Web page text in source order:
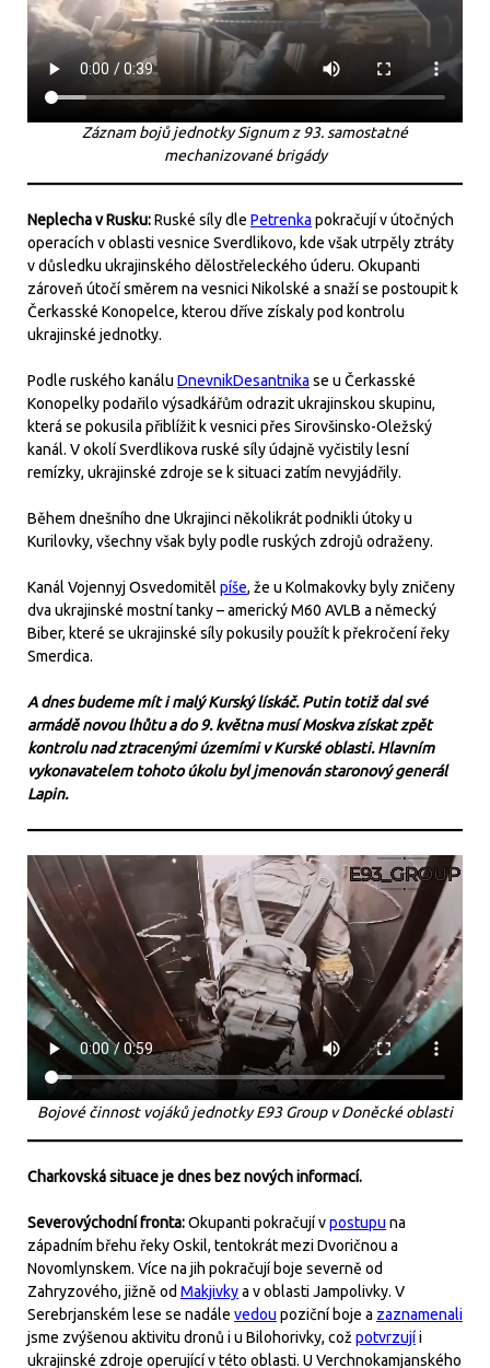
Záznam bojů jednotky Signum z 93. samostatné
mechanizované brigády
Neplecha v Rusku:Ruské síly dle Petrenka pokračují v útočných
operacích v oblasti vesnice Sverdlikovo, kde však utrpěly ztráty
v důsledku ukrajinského dělostřeleckého úderu. Okupanti
zároveň útočí směrem na vesnici Nikolské a snaží se postoupit k
Čerkasské Konopelce, kterou dříve získaly pod kontrolu
ukrajinské jednotky.
Podle ruského kanálu DnevnikDesantnika se u Čerkasské
Konopelky podařilo výsadkářům odrazit ukrajinskou skupinu,
která se pokusila přiblížit k vesnici přes Sirovšinsko-Oležský
kanál. V okolí Sverdlikova ruské síly údajně vyčistily lesní
remízky, ukrajinské zdroje se k situaci zatím nevyjádřily.
Během dnešního dne Ukrajinci několikrát podnikli útoky u
Kurilovky, všechny však byly podle ruských zdrojů odraženy.
Kanál Vojennyj Osvedomitěl píše, že u Kolmakovky byly zničeny
dva ukrajinské mostní tanky – americký M60 AVLB a německý
Biber, které se ukrajinské síly pokusily použít k překročení řeky
Smerdica.
A dnes budeme mít i malý Kurský lískáč. Putin totiž dal své
armádě novou lhůtu a do 9. května musí Moskva získat zpět
kontrolu nad ztracenými územími v Kurské oblasti. Hlavním
vykonavatelem tohoto úkolu byl jmenován staronový generál
Lapin.
Bojové činnost vojáků jednotky E93 Group v Doněcké oblasti
Charkovská situace je dnes bez nových informací.
Severovýchodní fronta:Okupanti pokračují vpostupu na
západním břehu řeky Oskil, tentokrát mezi Dvoričnou a
Novomlynskem. Více na jih pokračují boje severně od
Zahryzového, jižně od Makjivkya v oblasti Jampolivky. V
Serebrjanském lese se nadále vedou poziční boje a zaznamenali
jsme zvýšenou aktivitu dronů i u Bilohorivky, což potvrzujíi
ukrajinské zdroje operující v této oblasti. U Verchnokamjanského